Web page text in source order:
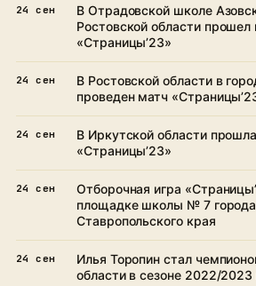
24 сен
В Отрадовской школе
Ростовской области прошел
«Страницы’23»
24 сен
В Ростовской области в
проведен матч
24 сен
В Иркутской области
«Страницы’23»
24 сен
Отборочная игра
площадке школы № 7 города
Ставропольского края
24 сен
Илья Торопин стал
области в сезоне 2022/2023